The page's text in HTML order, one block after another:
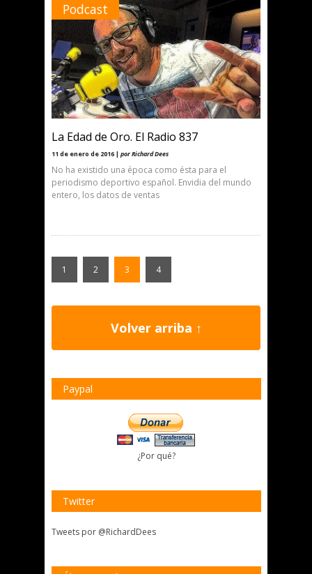
Podcast
La Edad de Oro. El Radio 837
11 de enero de 2016 | por Richard Dees
No ha existido una época como ésta para el
periodismo deportivo español. Envidia del mundo
entero, los datos de ventas
1 2 3 4
Volver arriba ↑
Paypal
¿Por qué?
Twitter
Tweets por @RichardDees